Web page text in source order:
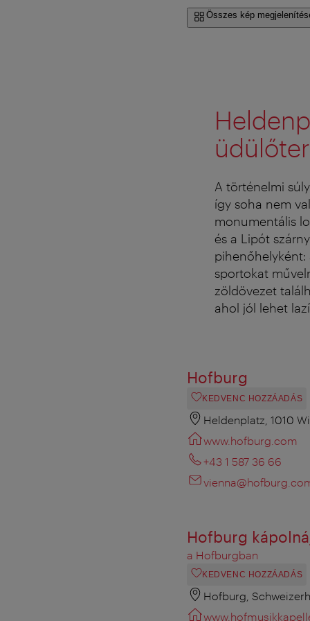
Összes kép
A történelmi
így soha nem
monumentális
és a Lipót
pihenőhelyként:
sportokat
zöldövezet
ahol jól lehet
Hofburg
KEDVENC HOZZÁADÁS
Heldenplatz, 1010
www.hofburg.com
+43 1 587 36 66
Hofburg
a Hofburgban
KEDVENC HOZZÁADÁS
Hofburg,